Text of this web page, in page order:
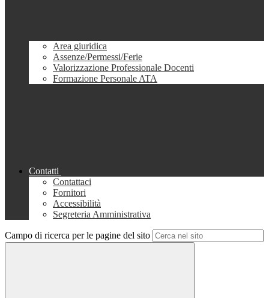
Area giuridica
Assenze/Permessi/Ferie
Valorizzazione Professionale Docenti
Formazione Personale ATA
Contatti
Contattaci
Fornitori
Accessibilità
Segreteria Amministrativa
Campo di ricerca per le pagine del sito